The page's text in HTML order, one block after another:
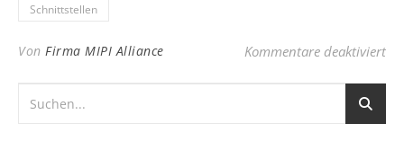
Schnittstellen
Von Firma MIPI Alliance Kommentare deaktiviertfür